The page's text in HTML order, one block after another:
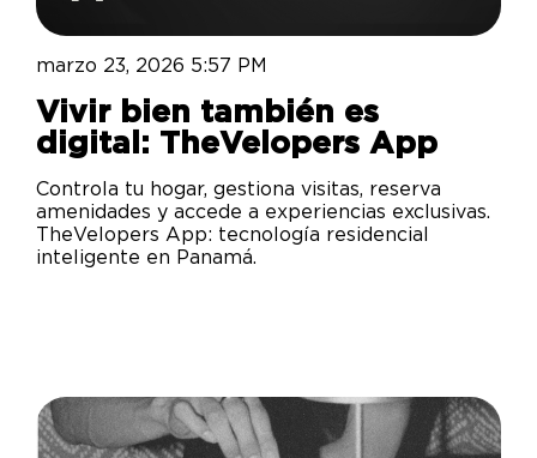
marzo 23, 2026 5:57 PM
Vivir bien también es
digital: TheVelopers App
Controla tu hogar, gestiona visitas, reserva
amenidades y accede a experiencias exclusivas.
TheVelopers App: tecnología residencial
inteligente en Panamá.